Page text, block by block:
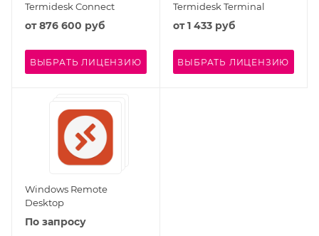
Termidesk Connect
от876 600 руб
ВЫБРАТЬ ЛИЦЕНЗИЮ
Termidesk Terminal
от1 433 руб
ВЫБРАТЬ ЛИЦЕНЗИЮ
Windows Remote
Desktop
По запросу